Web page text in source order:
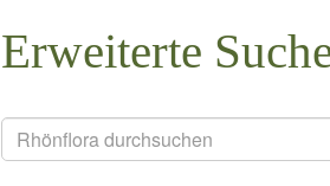
Erweiterte
Suchen